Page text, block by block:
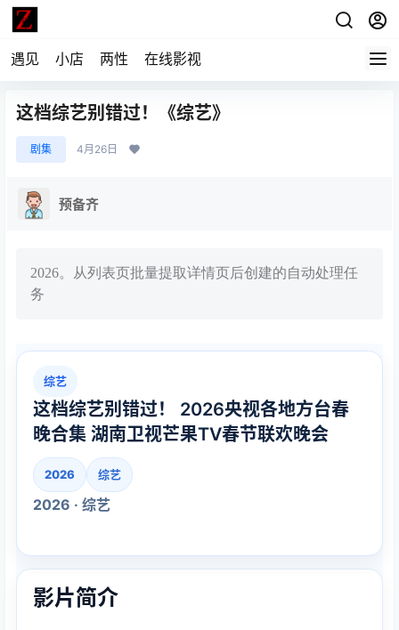
遇见 小店 两性 在线影视
这档综艺别错过！《综艺》
剧集 4月26日
预备齐
2026。从列表页批量提取详情页后创建的自动处理任
务
综艺
这档综艺别错过！ 2026央视各地方台春
晚合集 湖南卫视芒果TV春节联欢晚会
2026 综艺
2026 · 综艺
影片简介